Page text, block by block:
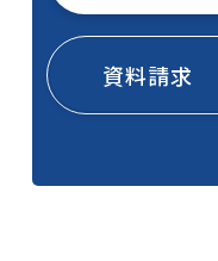
資料請求